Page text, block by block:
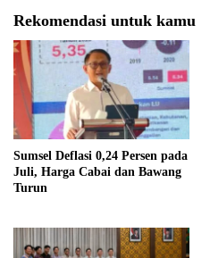
Rekomendasi untuk kamu
Sumsel Deflasi 0,24 Persen pada
Juli, Harga Cabai dan Bawang
Turun